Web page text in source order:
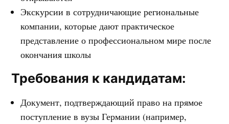
Экскурсии в сотрудничающие региональные
компании, которые дают практическое
представление о профессиональном мире после
окончания школы
Требования к кандидатам:
Документ, подтверждающий право на прямое
поступление в вузы Германии (например,